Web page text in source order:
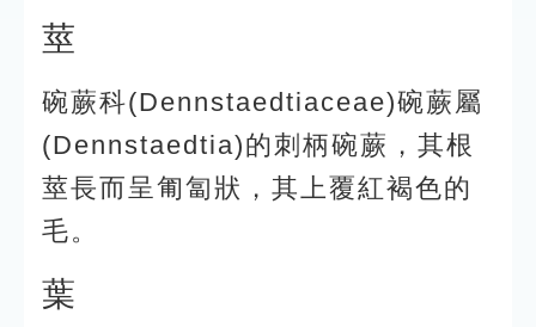
莖
碗蕨科(Dennstaedtiaceae)碗蕨屬
(Dennstaedtia)的刺柄碗蕨，其根
莖長而呈匍匐狀，其上覆紅褐色的
毛。
葉